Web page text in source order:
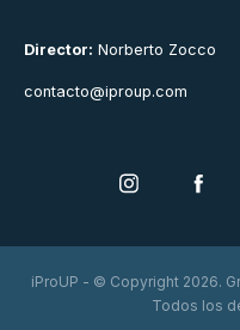
Director: Norberto Zocco
contacto@iproup.com
iProUP - © Copyright 2026.
Todos los